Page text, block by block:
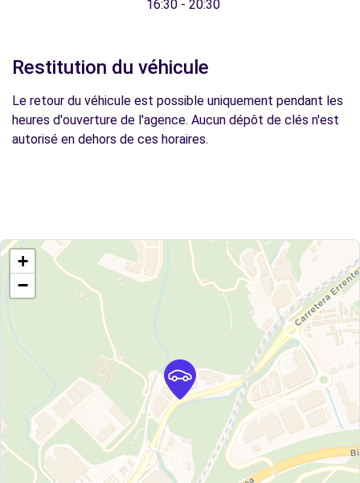
16:30 - 20:30
Restitution du véhicule
Le retour du véhicule est possible uniquement pendant les
heures d'ouverture de l'agence. Aucun dépôt de clés n'est
autorisé en dehors de ces horaires.
+
−